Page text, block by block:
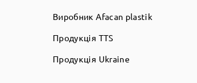
Виробник Afacan plastik
Продукція TTS
Продукція Ukraine